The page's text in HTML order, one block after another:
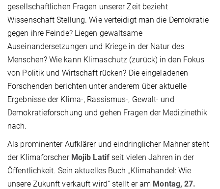
gesellschaftlichen Fragen unserer Zeit bezieht
Wissenschaft Stellung. Wie verteidigt man die Demokratie
gegen ihre Feinde? Liegen gewaltsame
Auseinandersetzungen und Kriege in der Natur des
Menschen? Wie kann Klimaschutz (zurück) in den Fokus
von Politik und Wirtschaft rücken? Die eingeladenen
Forschenden berichten unter anderem über aktuelle
Ergebnisse der Klima-, Rassismus-, Gewalt- und
Demokratieforschung und gehen Fragen der Medizinethik
nach.
Als prominenter Aufklärer und eindringlicher Mahner steht
der Klimaforscher Mojib Latifseit vielen Jahren in der
Öffentlichkeit. Sein aktuelles Buch „Klimahandel: Wie
unsere Zukunft verkauft wird“ stellt er am Montag, 27.